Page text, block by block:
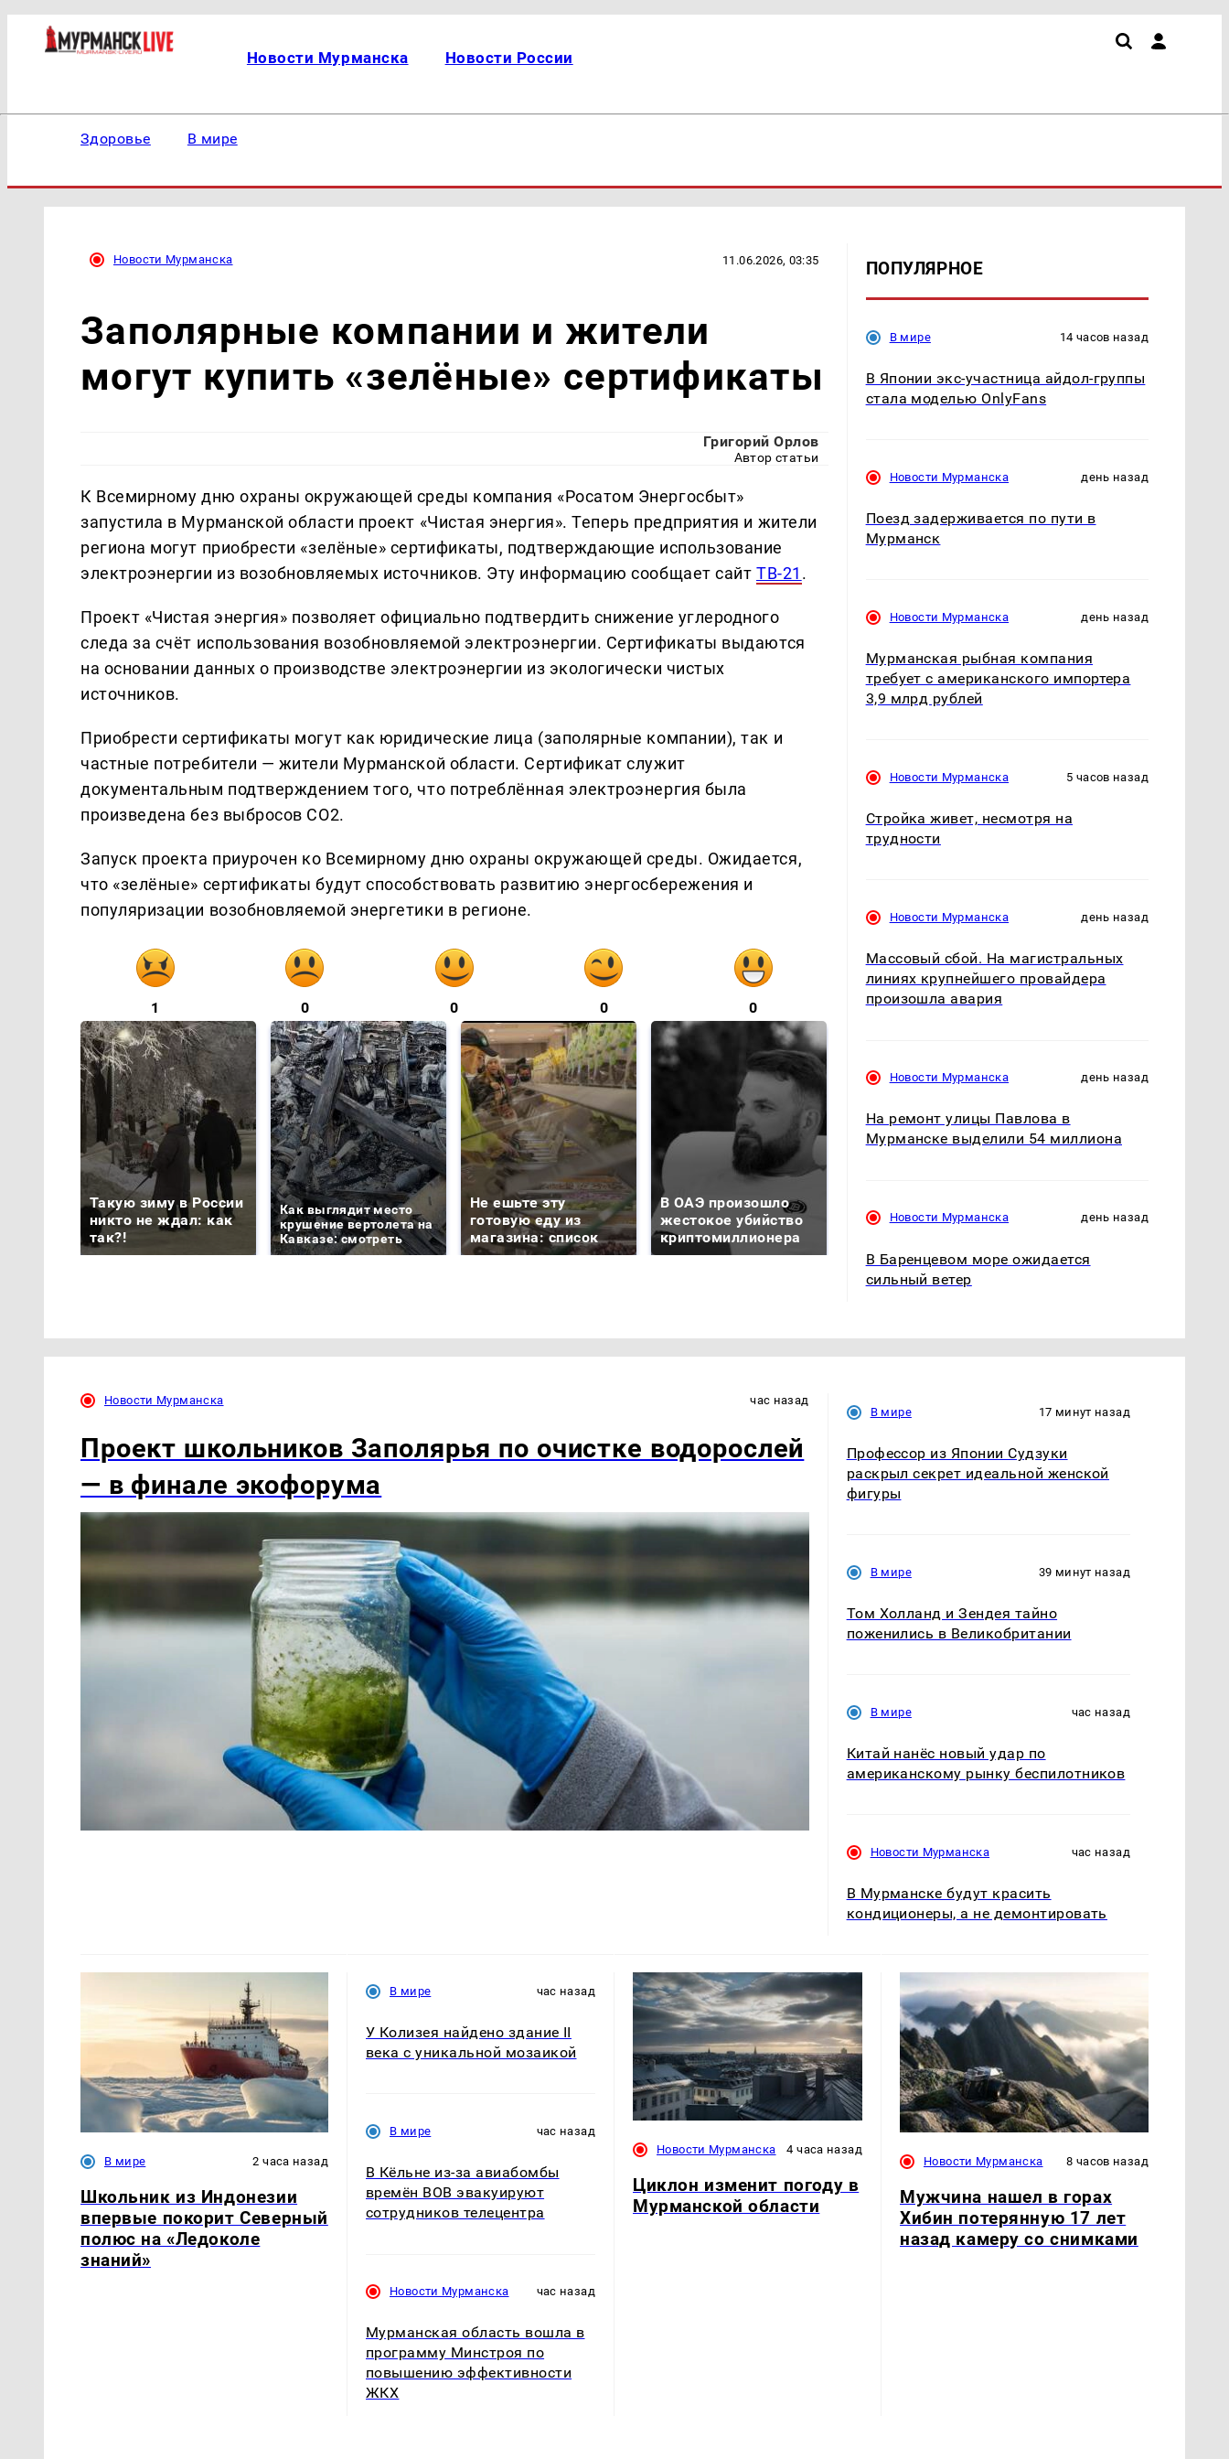
Новости Мурманска Новости России
Здоровье В мире
Новости Мурманска 11.06.2026, 03:35
Заполярные компании и жители
могут купить «зелёные» сертификаты
Григорий Орлов
Автор статьи
К Всемирному дню охраны окружающей среды компания «Росатом Энергосбыт»
запустила в Мурманской области проект «Чистая энергия». Теперь предприятия и жители
региона могут приобрести «зелёные» сертификаты, подтверждающие использование
электроэнергии из возобновляемых источников. Эту информацию сообщает сайт ТВ-21 .
Проект «Чистая энергия» позволяет официально подтвердить снижение углеродного
следа за счёт использования возобновляемой электроэнергии. Сертификаты выдаются
на основании данных о производстве электроэнергии из экологически чистых
источников.
Приобрести сертификаты могут как юридические лица (заполярные компании), так и
частные потребители — жители Мурманской области. Сертификат служит
документальным подтверждением того, что потреблённая электроэнергия была
произведена без выбросов CO2.
Запуск проекта приурочен ко Всемирному дню охраны окружающей среды. Ожидается,
что «зелёные» сертификаты будут способствовать развитию энергосбережения и
популяризации возобновляемой энергетики в регионе.
1 0 0 0 0
Такую зиму в России
никто не ждал: как
так?!
Как выглядит место
крушение вертолета на
Кавказе: смотреть
Не ешьте эту
готовую еду из
магазина: список
В ОАЭ произошло
жестокое убийство
криптомиллионера
Все новости по
падению вертолета на
было с 1945: чего
ПОПУЛЯРНОЕ
В мире 14 часов назад
В Японии экс-участница айдол-группы
стала моделью OnlyFans
Новости Мурманска день назад
Поезд задерживается по пути в
Мурманск
Новости Мурманска день назад
Мурманская рыбная компания
требует с американского импортера
3,9 млрд рублей
Новости Мурманска 5 часов назад
Стройка живет, несмотря на
трудности
Новости Мурманска день назад
Массовый сбой. На магистральных
линиях крупнейшего провайдера
произошла авария
Новости Мурманска день назад
На ремонт улицы Павлова в
Мурманске выделили 54 миллиона
Новости Мурманска день назад
В Баренцевом море ожидается
сильный ветер
Новости Мурманска час назад
Проект школьников Заполярья по очистке водорослей
— в финале экофорума
В мире 17 минут назад
Профессор из Японии Судзуки
раскрыл секрет идеальной женской
фигуры
В мире 39 минут назад
Том Холланд и Зендея тайно
поженились в Великобритании
В мире час назад
Китай нанёс новый удар по
американскому рынку беспилотников
Новости Мурманска час назад
В Мурманске будут красить
кондиционеры, а не демонтировать
В мире 2 часа назад
Школьник из Индонезии
впервые покорит Северный
полюс на «Ледоколе
знаний»
В мире час назад
У Колизея найдено здание II
века с уникальной мозаикой
В мире час назад
В Кёльне из-за авиабомбы
времён ВОВ эвакуируют
сотрудников телецентра
Новости Мурманска час назад
Мурманская область вошла в
программу Минстроя по
повышению эффективности
ЖКХ
Новости Мурманска 4 часа назад
Циклон изменит погоду в
Мурманской области
Новости Мурманска 8 часов назад
Мужчина нашел в горах
Хибин потерянную 17 лет
назад камеру со снимками